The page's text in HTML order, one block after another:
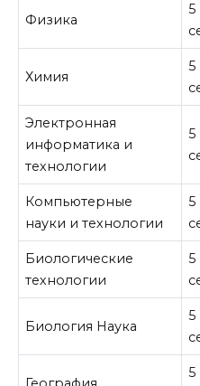
Физика
5
Химия
5
Электронная
информатика и
технологии
5
Компьютерные
науки и технологии
5
Биологические
технологии
5
Биология Наука
5
5